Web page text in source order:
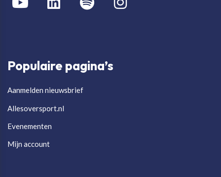
Populaire pagina’s
Aanmelden nieuwsbrief
Allesoversport.nl
Evenementen
Mijn account